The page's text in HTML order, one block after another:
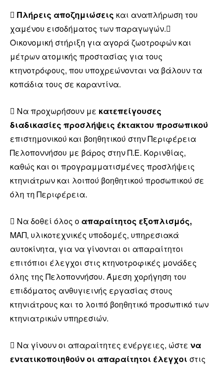
 Πλήρεις αποζημιώσεις και αναπλήρωση του
χαμένου εισοδήματος των παραγωγών.
Οικονομική στήριξη για αγορά ζωοτροφών και
μέτρων ατομικής προστασίας για τους
κτηνοτρόφους, που υποχρεώνονται να βάλουν τα
κοπάδια τους σε καραντίνα.
 Να προχωρήσουν με κατεπείγουσες
διαδικασίες προσλήψεις έκτακτου προσωπικού
επιστημονικού και βοηθητικού στην Περιφέρεια
Πελοποννήσου με βάρος στην Π.Ε. Κορινθίας,
καθώς και οι προγραμματισμένες προσλήψεις
κτηνιάτρων και λοιπού βοηθητικού προσωπικού σε
όλη τη Περιφέρεια.
 Να δοθεί όλος ο απαραίτητος εξοπλισμός,
ΜΑΠ, υλικοτεχνικές υποδομές, υπηρεσιακά
αυτοκίνητα, για να γίνονται οι απαραίτητοι
επιτόπιοι έλεγχοι στις κτηνοτροφικές μονάδες
όλης της Πελοποννήσου. Άμεση χορήγηση του
επιδόματος ανθυγιεινής εργασίας στους
κτηνιάτρους και το λοιπό βοηθητικό προσωπικό των
κτηνιατρικών υπηρεσιών.
 Να γίνουν οι απαραίτητες ενέργειες, ώστε να
εντατικοποιηθούν οι απαραίτητοι έλεγχοι στις